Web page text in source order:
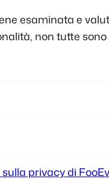
esaminata e
non tutte
privacy di